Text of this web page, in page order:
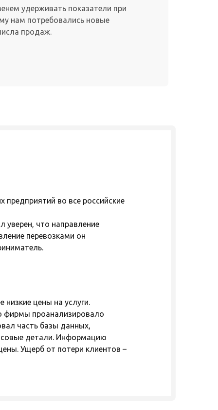
удерживать показатели при
нам потребовались новые
продаж.
во все российские
уверен, что направление
перевозками он
цены на услуги.
фирмы проанализировало
часть базы данных,
детали. Информацию
Ущерб от потери клиентов –